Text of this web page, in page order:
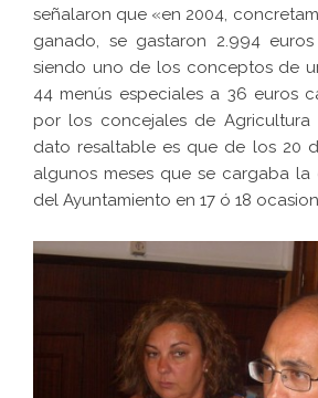
señalaron que «en 2004,
ganado, se gastaron 2.994
siendo uno de los conceptos de
44 menús especiales a 36 euros
por los concejales de Agricultura
dato resaltable es que de los 20
algunos meses que se cargaba
del Ayuntamiento en 17 ó 18